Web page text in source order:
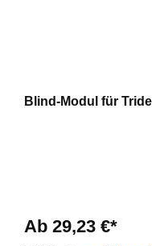
Blind-Modul für
Ab 29,23 €*